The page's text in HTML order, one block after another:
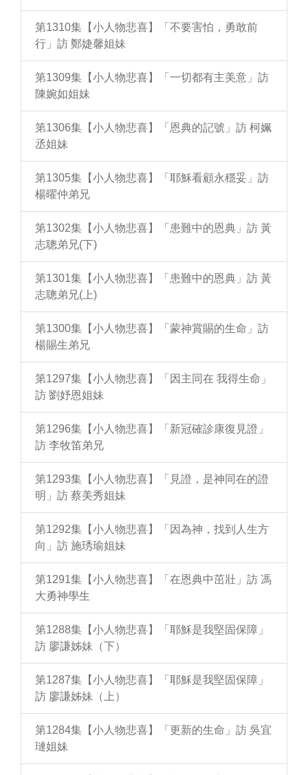
第1310集【小人物悲喜】「不要害怕，勇敢前
行」訪 鄭婕馨姐妹
第1309集【小人物悲喜】「一切都有主美意」訪
陳婉如姐妹
第1306集【小人物悲喜】「恩典的記號」訪 柯姵
丞姐妹
第1305集【小人物悲喜】「耶穌看顧永穩妥」訪
楊曜仲弟兄
第1302集【小人物悲喜】「患難中的恩典」訪 黃
志聰弟兄(下)
第1301集【小人物悲喜】「患難中的恩典」訪 黃
志聰弟兄(上)
第1300集【小人物悲喜】「蒙神賞賜的生命」訪
楊賜生弟兄
第1297集【小人物悲喜】「因主同在 我得生命」
訪 劉妤恩姐妹
第1296集【小人物悲喜】「新冠確診康復見證」
訪 李牧笛弟兄
第1293集【小人物悲喜】「見證，是神同在的證
明」訪 蔡美秀姐妹
第1292集【小人物悲喜】「因為神，找到人生方
向」訪 施琇瑜姐妹
第1291集【小人物悲喜】「在恩典中茁壯」訪 馮
大勇神學生
第1288集【小人物悲喜】「耶穌是我堅固保障」
訪 廖謙姊妹（下）
第1287集【小人物悲喜】「耶穌是我堅固保障」
訪 廖謙姊妹（上）
第1284集【小人物悲喜】「更新的生命」訪 吳宜
璉姐妹